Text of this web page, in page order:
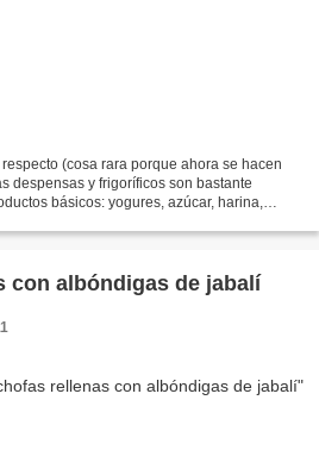
(cosa rara porque ahora se hacen
despensas y frigoríficos son bastante
básicos: yogures, azúcar, harina,
con albóndigas de jabalí